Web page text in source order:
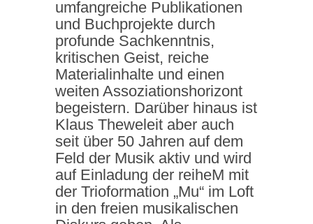
umfangreiche Publikationen
und Buchprojekte durch
profunde Sachkenntnis,
kritischen Geist, reiche
Materialinhalte und einen
weiten Assoziationshorizont
begeistern. Darüber hinaus ist
Klaus Theweleit aber auch
seit über 50 Jahren auf dem
Feld der Musik aktiv und wird
auf Einladung der reiheM mit
der Trioformation „Mu“ im Loft
in den freien musikalischen